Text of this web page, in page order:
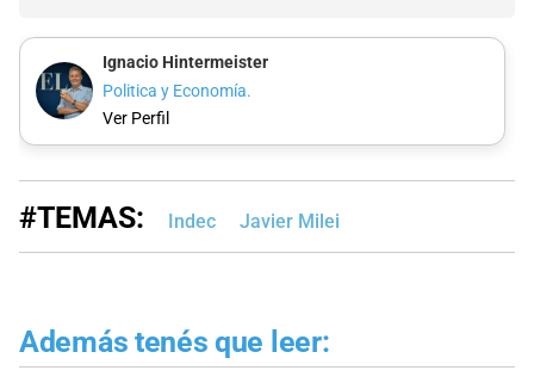
Ignacio Hintermeister
Politica y Economía.
Ver Perfil
#TEMAS: Indec Javier Milei
Además tenés que leer: